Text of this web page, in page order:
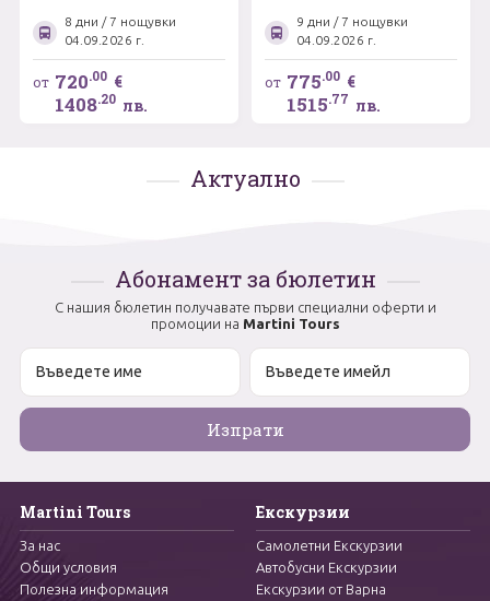
Напока
8 дни / 7 нощувки
04.09.2026 г.
от 720.00 €
1408.20 лв.
9 дни / 7 нощувки
04.09.2026 г.
от 775.00 €
1515.77 лв.
Актуално
Абонамент за бюлетин
С нашия бюлетин получавате първи специални оферти и
промоции на Martini Tours
Martini Tours
За нас
Общи условия
Полезна информация
Екскурзии
Самолетни Екскурзии
Автобусни Екскурзии
Екскурзии от Варна